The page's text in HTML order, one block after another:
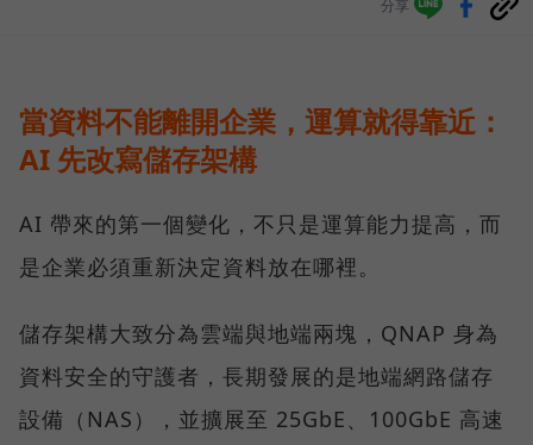
分享
當資料不能離開企業，運算就得靠近：
AI 先改寫儲存架構
AI 帶來的第一個變化，不只是運算能力提高，而
是企業必須重新決定資料放在哪裡。
儲存架構大致分為雲端與地端兩塊，QNAP 身為
資料安全的守護者，長期發展的是地端網路儲存
設備（NAS），並擴展至 25GbE、100GbE 高速